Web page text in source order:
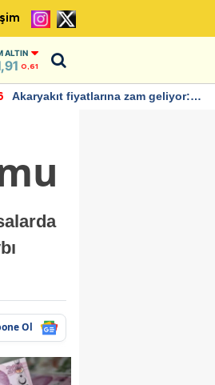
ALTIN
0,61
Akaryakıt fiyatlarına zam geliyor:
Ol